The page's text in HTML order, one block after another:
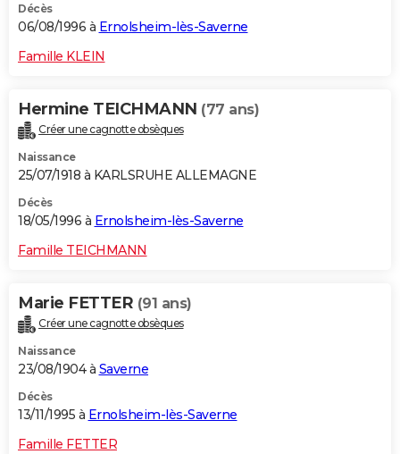
Décès
06/08/1996 à Ernolsheim-lès-Saverne
Famille KLEIN
Hermine TEICHMANN (77 ans)
Créer une cagnotte obsèques
Naissance
25/07/1918 à KARLSRUHE ALLEMAGNE
Décès
18/05/1996 à Ernolsheim-lès-Saverne
Famille TEICHMANN
Marie FETTER (91 ans)
Créer une cagnotte obsèques
Naissance
23/08/1904 à Saverne
Décès
13/11/1995 à Ernolsheim-lès-Saverne
Famille FETTER